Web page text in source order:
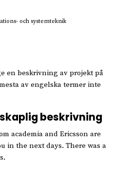
och systemteknik
en beskrivning av projekt på
av engelska termer inte
beskrivning
academia and Ericsson are
in the next days. There was a